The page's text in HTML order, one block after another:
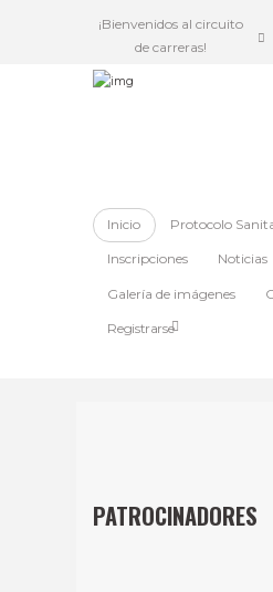
¡Bienvenidos al circuito
de carreras!
Inicio Protocolo
Inscripciones Noticias
Galería de imágenes
Registrarse
PATROCINADORES